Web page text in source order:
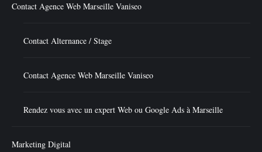
Contact Agence Web Marseille Vaniseo
Contact Alternance / Stage
Contact Agence Web Marseille Vaniseo
Rendez vous avec un expert Web ou Google Ads à Marseille
Marketing Digital